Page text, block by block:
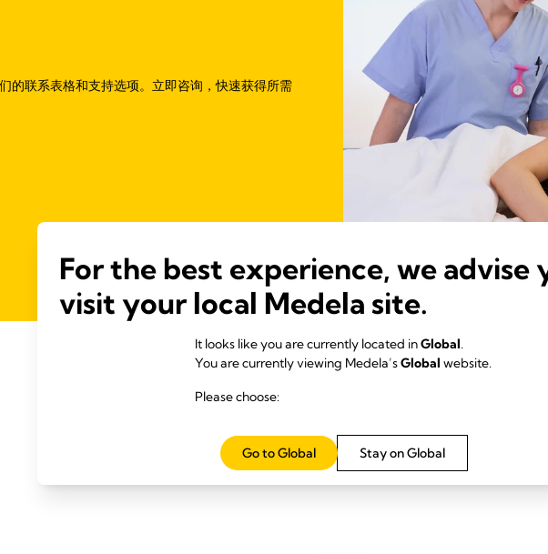
的联系表格和支持选项。立即咨询，快速获得所需
实用链接
For the best experience, we advise
visit your local Medela site.
It looks like you are currently located inGlobal.
You are currently viewing Medela’sGlobal website.
Please choose:
Stay on Global
Go to Global